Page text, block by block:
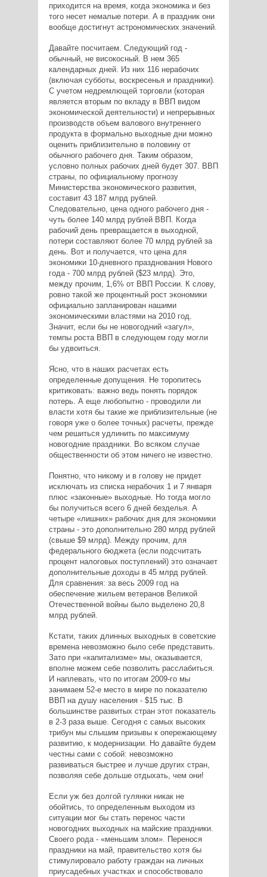
приходится на время, когда экономика и без
того несет немалые потери. А в праздник они
вообще достигнут астрономических значений.
Давайте посчитаем. Следующий год -
обычный, не високосный. В нем 365
календарных дней. Из них 116 нерабочих
(включая субботы, воскресенья и праздники).
С учетом недремлющей торговли (которая
является вторым по вкладу в ВВП видом
экономической деятельности) и непрерывных
производств объем валового внутреннего
продукта в формально выходные дни можно
оценить приблизительно в половину от
обычного рабочего дня. Таким образом,
условно полных рабочих дней будет 307. ВВП
страны, по официальному прогнозу
Министерства экономического развития,
составит 43 187 млрд рублей.
Следовательно, цена одного рабочего дня -
чуть более 140 млрд рублей ВВП. Когда
рабочий день превращается в выходной,
потери составляют более 70 млрд рублей за
день. Вот и получается, что цена для
экономики 10-дневного празднования Нового
года - 700 млрд рублей ($23 млрд). Это,
между прочим, 1,6% от ВВП России. К слову,
ровно такой же процентный рост экономики
официально запланирован нашими
экономическими властями на 2010 год.
Значит, если бы не новогодний «загул»,
темпы роста ВВП в следующем году могли
бы удвоиться.
Ясно, что в наших расчетах есть
определенные допущения. Не торопитесь
критиковать: важно ведь понять порядок
потерь. А еще любопытно - проводили ли
власти хотя бы такие же приблизительные (не
говоря уже о более точных) расчеты, прежде
чем решиться удлинить по максимуму
новогодние праздники. Во всяком случае
общественности об этом ничего не известно.
Понятно, что никому и в голову не придет
исключать из списка нерабочих 1 и 7 января
плюс «законные» выходные. Но тогда могло
бы получиться всего 6 дней безделья. А
четыре «лишних» рабочих дня для экономики
страны - это дополнительно 280 млрд рублей
(свыше $9 млрд). Между прочим, для
федерального бюджета (если подсчитать
процент налоговых поступлений) это означает
дополнительные доходы в 45 млрд рублей.
Для сравнения: за весь 2009 год на
обеспечение жильем ветеранов Великой
Отечественной войны было выделено 20,8
млрд рублей.
Кстати, таких длинных выходных в советские
времена невозможно было себе представить.
Зато при «капитализме» мы, оказывается,
вполне можем себе позволить расслабиться.
И наплевать, что по итогам 2009-го мы
занимаем 52-е место в мире по показателю
ВВП на душу населения - $15 тыс. В
большинстве развитых стран этот показатель
в 2-3 раза выше. Сегодня с самых высоких
трибун мы слышим призывы к опережающему
развитию, к модернизации. Но давайте будем
честны сами с собой: невозможно
развиваться быстрее и лучше других стран,
позволяя себе дольше отдыхать, чем они!
Если уж без долгой гулянки никак не
обойтись, то определенным выходом из
ситуации мог бы стать перенос части
новогодних выходных на майские праздники.
Своего рода - «меньшим злом». Перенося
праздники на май, правительство хотя бы
стимулировало работу граждан на личных
приусадебных участках и способствовало